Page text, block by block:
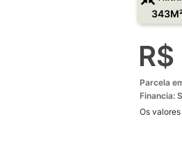
Parcela
Financia:
Os